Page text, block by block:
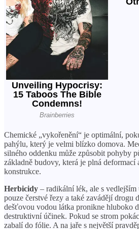
Chemické „vykořenění“ je optimální,
pahýlu, který je velmi blízko domova.
silného oddenku může způsobit pohyby
základně budovy, která je plná deformací
konstrukce.
Herbicidy – radikální lék, ale s
pouze čerstvé řezy a také zavádějí drogu
dešťovou vodou látka pronikne hluboko
destruktivní účinek. Pokud se strom
zabalí do fólie. A na jaře s největší